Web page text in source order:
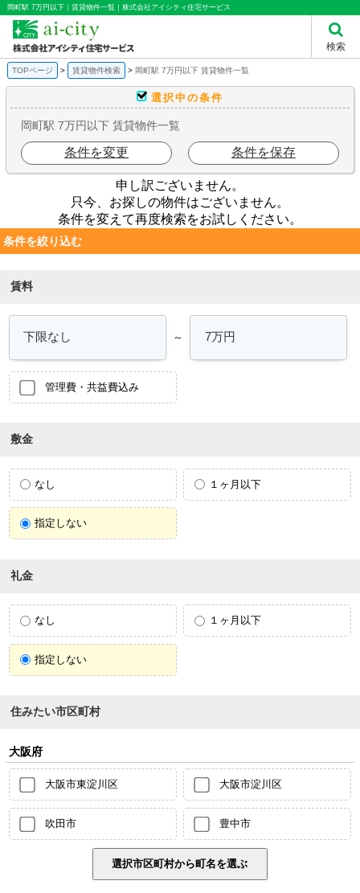
岡町駅 7万円以下｜賃貸物件一覧｜株式会社アイシティ住宅サービス
検索
TOPページ 賃貸物件検索 岡町駅 7万円以下 賃貸物件一覧
選択中の条件
岡町駅 7万円以下 賃貸物件一覧
条件を変更 条件を保存
申し訳ございません。
只今、お探しの物件はございません。
条件を変えて再度検索をお試しください。
条件を絞り込む
賃料
～
管理費・共益費込み
敷金
なし １ヶ月以下
指定しない
礼金
なし １ヶ月以下
指定しない
住みたい市区町村
大阪府
大阪市東淀川区 大阪市淀川区
吹田市 豊中市